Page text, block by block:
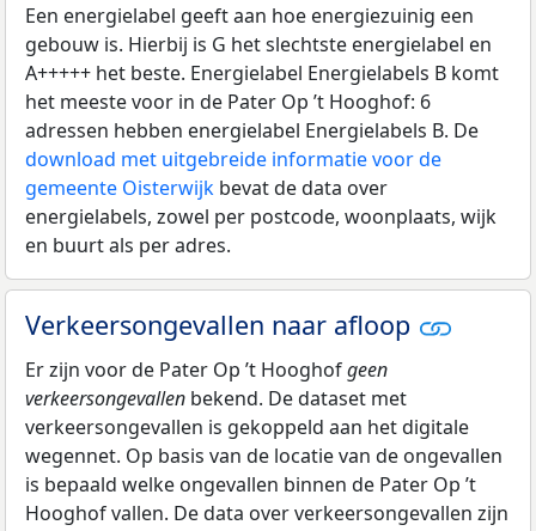
Een energielabel geeft aan hoe energiezuinig een
gebouw is. Hierbij is G het slechtste energielabel en
A+++++ het beste. Energielabel Energielabels B komt
het meeste voor in de Pater Op ’t Hooghof: 6
adressen hebben energielabel Energielabels B. De
download met uitgebreide informatie voor de
gemeente Oisterwijk bevat de data over
energielabels, zowel per postcode, woonplaats, wijk
en buurt als per adres.
Verkeersongevallen naar afloop
Er zijn voor de Pater Op ’t Hooghofgeen
verkeersongevallen bekend. De dataset met
verkeersongevallen is gekoppeld aan het digitale
wegennet. Op basis van de locatie van de ongevallen
is bepaald welke ongevallen binnen de Pater Op ’t
Hooghof vallen. De data over verkeersongevallen zijn